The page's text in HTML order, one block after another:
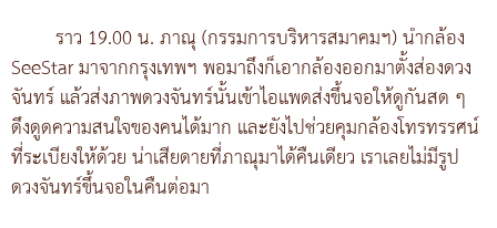
ราว 19.00 น. ภาณุ (กรรมการบริหารสมาคมฯ) นำกล้อง
SeeStar มาจากกรุงเทพฯ พอมาถึงก็เอากล้องออกมาตั้งส่องดวง
จันทร์ แล้วส่งภาพดวงจันทร์นั้นเข้าไอแพดส่งขึ้นจอให้ดูกันสด ๆ
ดึงดูดความสนใจของคนได้มาก และยังไปช่วยคุมกล้องโทรทรรศน์
ที่ระเบียงให้ด้วย น่าเสียดายที่ภาณุมาได้คืนเดียว เราเลยไม่มีรูป
ดวงจันทร์ขึ้นจอในคืนต่อมา